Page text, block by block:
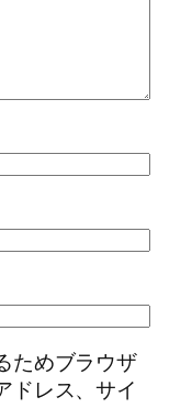
ためブラウザ
ドレス、サイ